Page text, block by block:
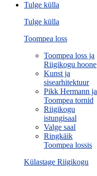
Tulge külla
Tulge külla
Toompea loss
Toompea loss ja
Riigikogu hoone
Kunst ja
sisearhitektuur
Pikk Hermann ja
Toompea tornid
Riigikogu
istungisaal
Valge saal
Ringkäik
Toompea lossis
Külastage Riigikogu